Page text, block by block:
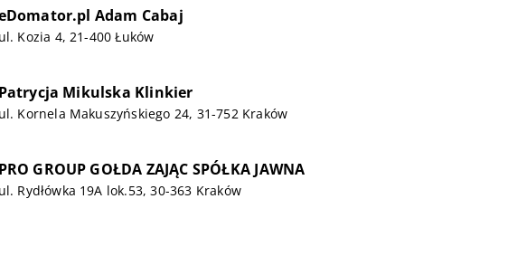
Adam Cabaj
ul. Kozia 4, 21-400 Łuków
Patrycja Mikulska Klinkier
ul. Kornela Makuszyńskiego 24, 31-752 Kraków
PRO GROUP GOŁDA ZAJĄC SPÓŁKA JAWNA
ul. Rydłówka 19A lok.53, 30-363 Kraków